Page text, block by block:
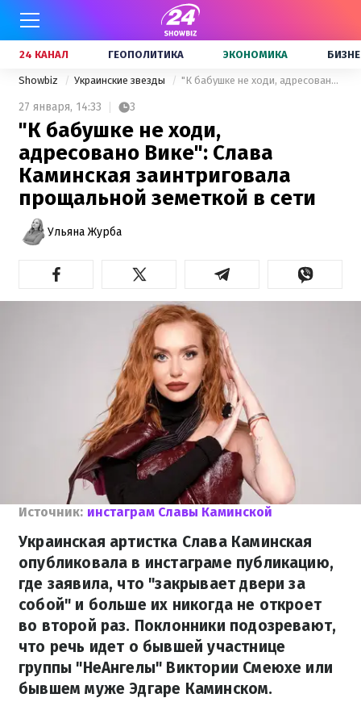
24 КАНАЛ ГЕОПОЛИТИКА ЭКОНОМИКА
Showbiz Украинские звезды "К бабушке не ходи, адресовано Вике": Слава Каминская заинтриговала прощальной земеткой в сети
27 января, 14:33 3
"К бабушке не ходи,
адресовано Вике": Слава
Каминская заинтриговала
прощальной земеткой в сети
Ульяна Журба
Источник: инстаграм Славы Каминской
Украинская артистка Слава Каминская
опубликовала в инстаграме публикацию,
где заявила, что "закрывает двери за
собой" и больше их никогда не откроет
во второй раз. Поклонники подозревают,
что речь идет о бывшей участнице
группы "НеАнгелы" Виктории Смеюхе или
бывшем муже Эдгаре Каминском.